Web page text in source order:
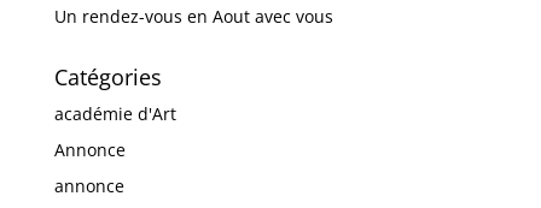
Un rendez-vous en Aout avec vous
Catégories
académie d'Art
Annonce
annonce